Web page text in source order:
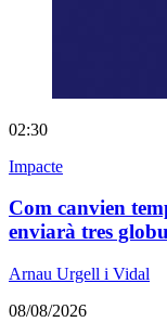
02:30
Impacte
Com canvien
enviarà tres
Arnau Urgell i Vidal
08/08/2026